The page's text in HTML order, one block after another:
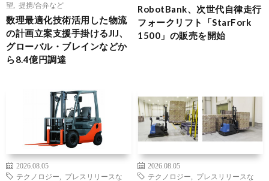
望
提携/合弁など
数理最適化技術活用した物流
の計画立案支援手掛けるJIJ、
グローバル・ブレインなどか
ら8.4億円調達
RobotBank、次世代自律走行
フォークリフト「StarFork
1500」の販売を開始
2026.08.05
テクノロジー
プレスリリースな
2026.08.05
テクノロジー
プレスリリースな